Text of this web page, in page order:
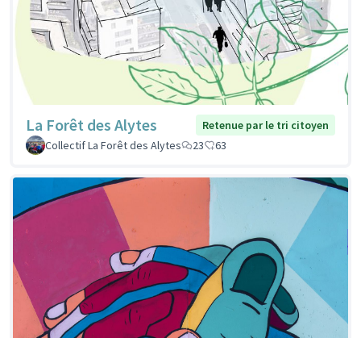
La Forêt des Alytes
Retenue par le tri citoyen
Collectif La Forêt des Alytes
23 63